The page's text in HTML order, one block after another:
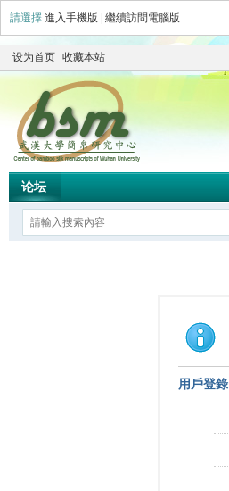
請選擇 進入手機版 繼續訪問電腦版
设为首页 收藏本站
论坛
用戶登錄